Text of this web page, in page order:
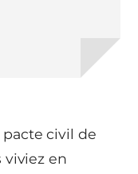
civil de
viviez en